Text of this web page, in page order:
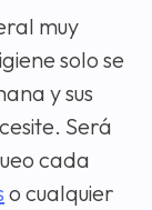
muy
solo se
y sus
Será
cada
o cualquier